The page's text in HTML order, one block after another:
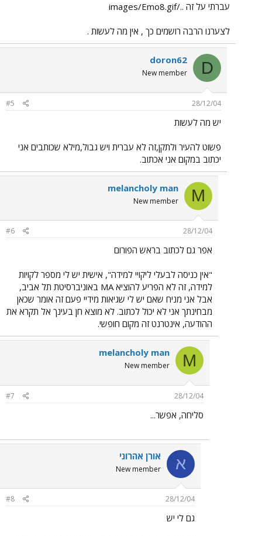
עברתי על זה ../images/Emo8.gif
לצערנו הרבה רושמים כך , אין מה לעשות .
D
doron62
New member
28/12/04
#5
יש מה לעשות
פשוט להעיר ולתקן,זה לא עברית ויש גבול,מילא שכותבים אני
יכתוב במקום אני אכתוב.
M
melancholy man
New member
28/12/04
#6
אפר גם לכתוב בראש הפורום
"אין כניסה לבעלי ליקויי למידה", אישית יש לי מספר לקויות
למידה, זה לא הפריע להוציא MA באוניברסיטת תל אביב,
אבל אני מניח שאם יש לי שגיאות מידיי פעם זה אומר שכאן
מבחינתך אני לא יכול לכתוב. לא מוצא חן בעינך אל תקרא את
ההודעה, אינטרנט זה מקום חופשי.
M
melancholy man
New member
28/12/04
#7
סליחה, אפשר...
א אורן אהרוני
New member
28/12/04
#8
גם לי יש